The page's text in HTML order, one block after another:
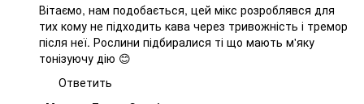
Вітаємо, нам подобається, цей мікс розроблявся для
тих кому не підходить кава через тривожність і тремор
після неї. Рослини підбиралися ті що мають м'яку
тонізуючу дію 😊
Ответить